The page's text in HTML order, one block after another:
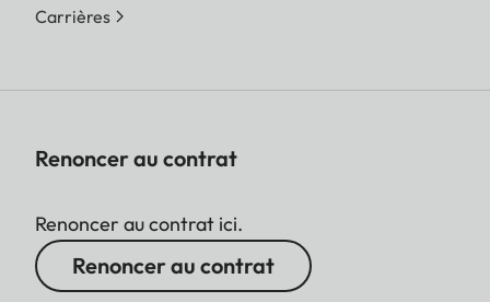
Carrières
Renoncer au contrat
Renoncer au contrat ici.
Renoncer au contrat